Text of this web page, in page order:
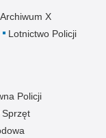
Archiwum X
Lotnictwo Policji
Policji
Sprzęt